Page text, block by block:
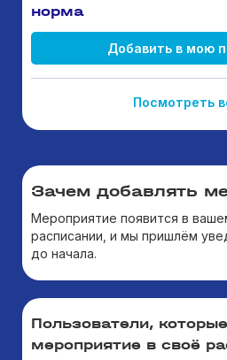
норма
Добавить в мою
Посмотреть
Зачем добавлять
Мероприятие появится в
расписании, и мы пришлём
до начала.
Пользователи,
мероприятие в своё